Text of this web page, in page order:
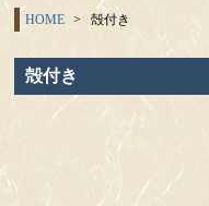
HOME 殻付き
殻付き